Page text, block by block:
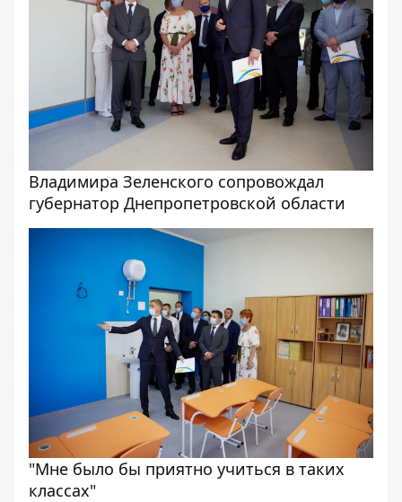
Владимира Зеленского сопровождал
губернатор Днепропетровской области
"Мне было бы приятно учиться в таких
классах"